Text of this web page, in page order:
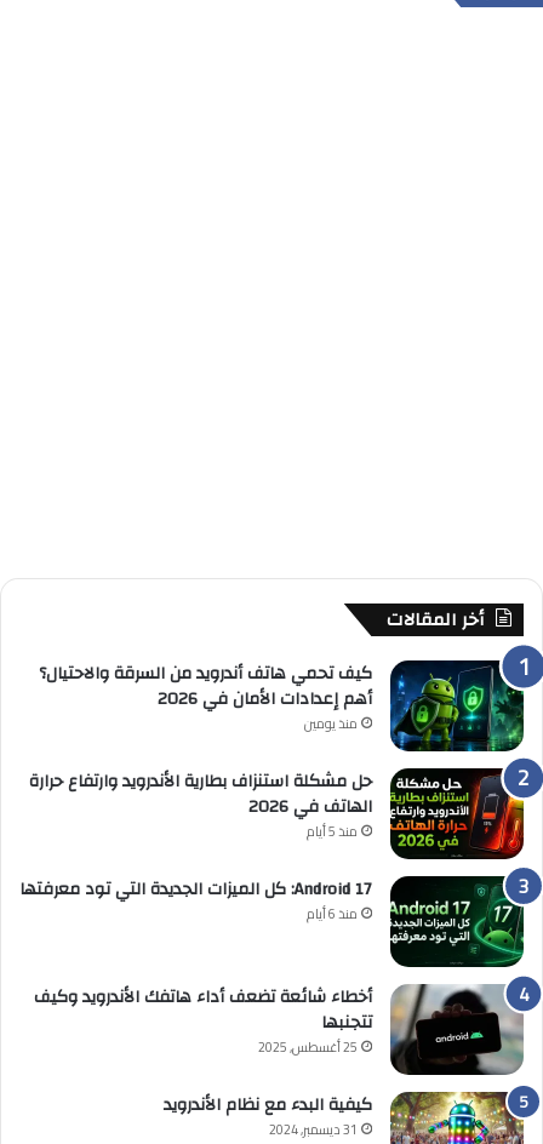
أخر المقالات
كيف تحمي هاتف أندرويد من السرقة والاحتيال؟
أهم إعدادات الأمان في 2026
منذ يومين
حل مشكلة استنزاف بطارية الأندرويد وارتفاع حرارة
الهاتف في 2026
منذ 5 أيام
Android 17: كل الميزات الجديدة التي تود معرفتها
منذ 6 أيام
أخطاء شائعة تضعف أداء هاتفك الأندرويد وكيف
تتجنبها
25 أغسطس, 2025
كيفية البدء مع نظام الأندرويد
31 ديسمبر, 2024